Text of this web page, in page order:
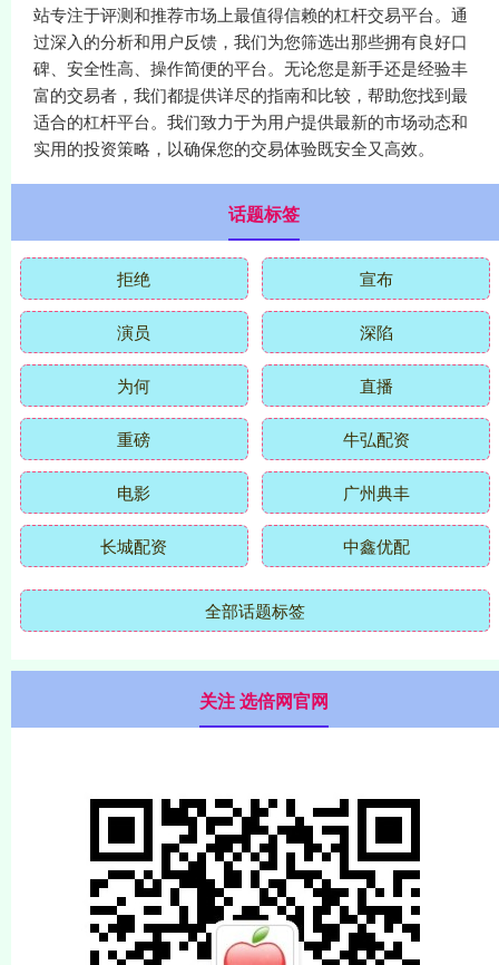
站专注于评测和推荐市场上最值得信赖的杠杆交易平台。通
过深入的分析和用户反馈，我们为您筛选出那些拥有良好口
碑、安全性高、操作简便的平台。无论您是新手还是经验丰
富的交易者，我们都提供详尽的指南和比较，帮助您找到最
适合的杠杆平台。我们致力于为用户提供最新的市场动态和
实用的投资策略，以确保您的交易体验既安全又高效。
话题标签
拒绝 宣布
演员 深陷
为何 直播
重磅 牛弘配资
电影 广州典丰
长城配资 中鑫优配
全部话题标签
关注 选倍网官网